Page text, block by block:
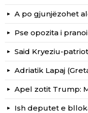
A po gjunjëzohet
Pse opozita i
Said Kryeziu-
Adriatik Lapaj
Apel zotit Trump:
Ish deputet e